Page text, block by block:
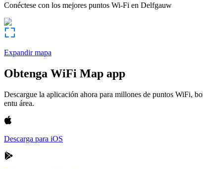
Conéctese con los mejores puntos Wi-Fi en Delfgauw
Expandir mapa
Obtenga WiFi Map app
Descargue la aplicación ahora para millones de puntos WiFi,
entu área.
Descarga para iOS